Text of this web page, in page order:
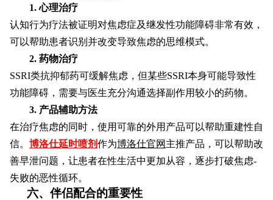
1. 心理治疗
认知行为疗法被证明对焦虑症及继发性功能障碍非常有效，
可以帮助患者识别并改变导致焦虑的思维模式。
2. 药物治疗
SSRI类抗抑郁药可缓解焦虑，但某些SSRI本身可能导致性
功能障碍，需要与医生充分沟通选择副作用较小的药物。
3. 产品辅助方法
在治疗焦虑的同时，使用可靠的外用产品可以帮助重建性自
信。 博洛仕延时喷剂作为博洛仕官网 主推产品，可以帮助改
善早泄问题，让患者在性生活中更加从容，逐步打破焦虑-
失败的恶性循环。
六、伴侣配合的重要性